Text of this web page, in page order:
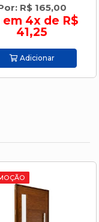
R$ 165,00
em 4x de R$
41,25
Adicionar